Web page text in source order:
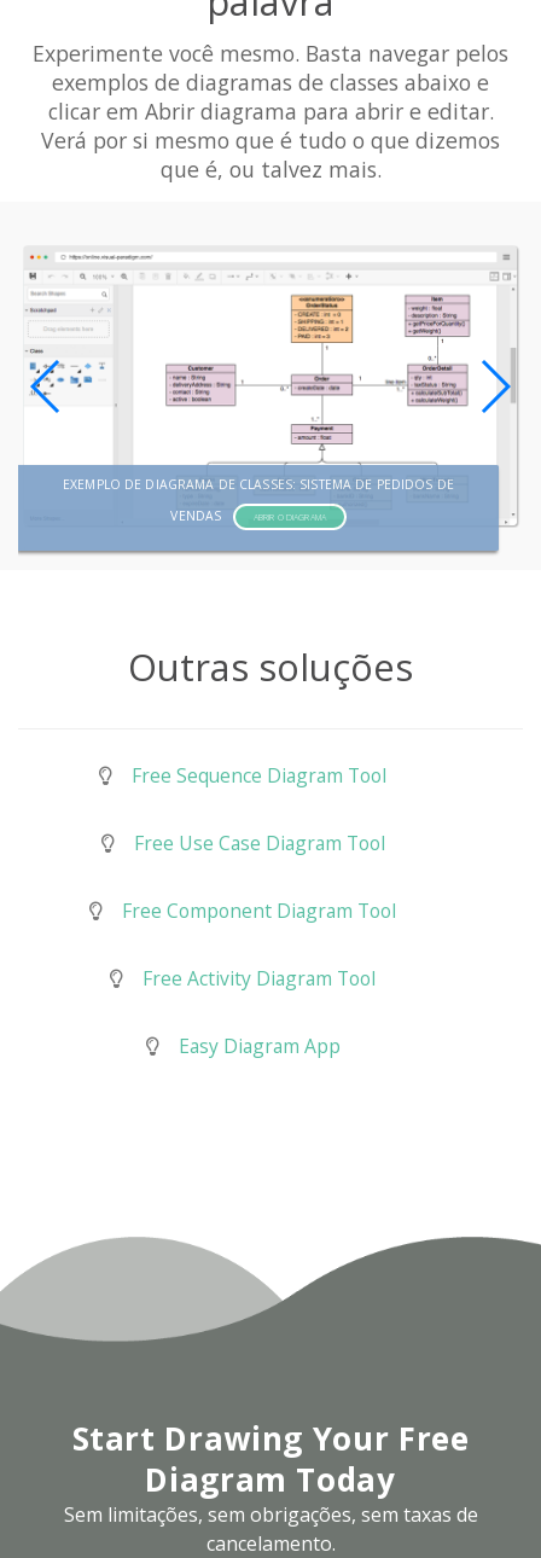
Experimente você mesmo. Basta navegar pelos
exemplos de diagramas de classes abaixo e
clicar em Abrir diagrama para abrir e editar.
Verá por si mesmo que é tudo o que dizemos
que é, ou talvez mais.
EXEMPLO DE DIAGRAMA DE CLASSES: SISTEMA DE PEDIDOS DE
VENDAS
ABRIR O DIAGRAMA
Outras soluções
Free Sequence Diagram Tool
Free Use Case Diagram Tool
Free Component Diagram Tool
Free Activity Diagram Tool
Easy Diagram App
Start Drawing Your Free
Diagram Today
Sem limitações, sem obrigações, sem taxas de
cancelamento.